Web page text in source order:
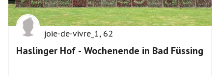
joie-de-vivre_1, 62
Haslinger Hof - Wochenende in Bad Füssing